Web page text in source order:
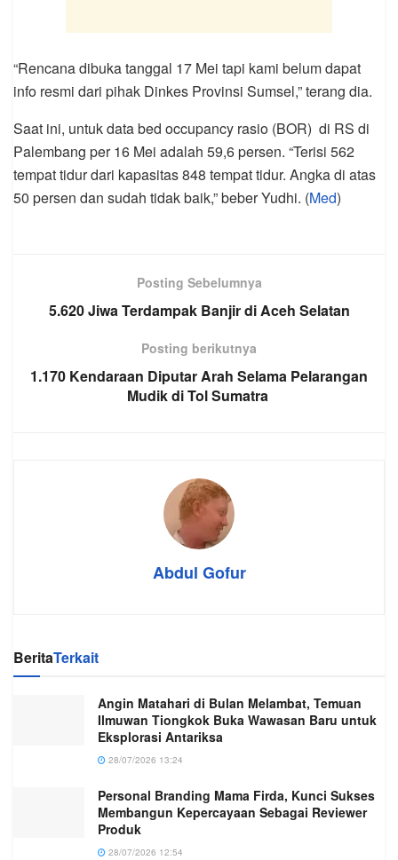
“Rencana dibuka tanggal 17 Mei tapi kami belum dapat
info resmi dari pihak Dinkes Provinsi Sumsel,” terang dia.
Saat ini, untuk data bed occupancy rasio (BOR) di RS di
Palembang per 16 Mei adalah 59,6 persen. “Terisi 562
tempat tidur dari kapasitas 848 tempat tidur. Angka di atas
50 persen dan sudah tidak baik,” beber Yudhi. (Med)
Posting Sebelumnya
5.620 Jiwa Terdampak Banjir di Aceh Selatan
Posting berikutnya
1.170 Kendaraan Diputar Arah Selama Pelarangan
Mudik di Tol Sumatra
Abdul Gofur
BeritaTerkait
Angin Matahari di Bulan Melambat, Temuan
Ilmuwan Tiongkok Buka Wawasan Baru untuk
Eksplorasi Antariksa
28/07/2026 13:24
Personal Branding Mama Firda, Kunci Sukses
Membangun Kepercayaan Sebagai Reviewer
Produk
28/07/2026 12:54